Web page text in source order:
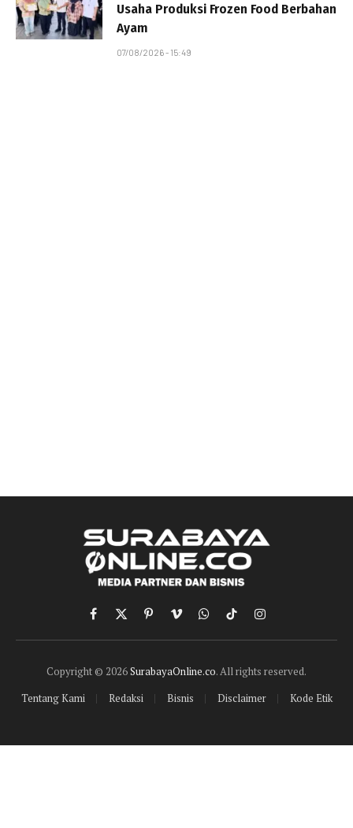
Usaha Produksi Frozen Food Berbahan
Ayam
07/08/2026 - 15:49
Facebook
X
(Twitter)
PinterestVimeoWhatsApp
TikTokInstagram
Copyright © 2026SurabayaOnline.co. All rights reserved.
Tentang Kami
Redaksi Bisnis Disclaimer Kode Etik